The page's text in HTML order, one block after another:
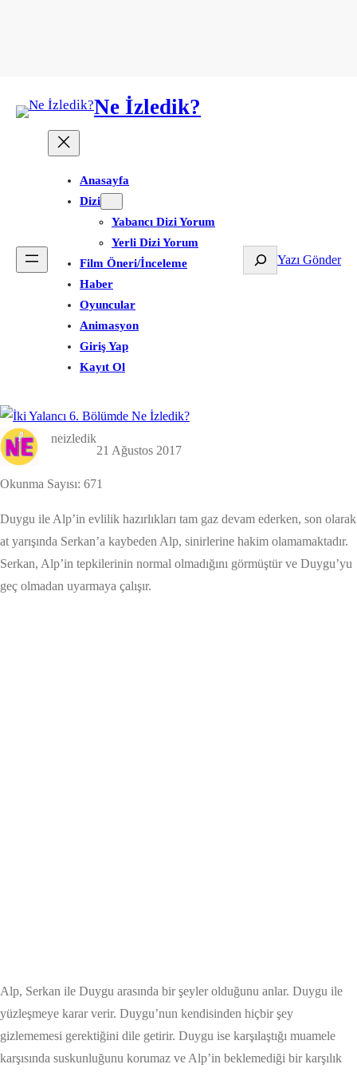
Ne İzledik?
Anasayfa
Dizi
Yabancı Dizi Yorum
Yerli Dizi Yorum
Film Öneri/İnceleme
Haber
Oyuncular
Animasyon
Giriş Yap
Kayıt Ol
Ara Yazı Gönder
neizledik
21 Ağustos 2017
Okunma Sayısı: 671
Duygu ile Alp’in evlilik hazırlıkları tam gaz devam ederken, son olarak
at yarışında Serkan’a kaybeden Alp, sinirlerine hakim olamamaktadır.
Serkan, Alp’in tepkilerinin normal olmadığını görmüştür ve Duygu’yu
geç olmadan uyarmaya çalışır.
Alp, Serkan ile Duygu arasında bir şeyler olduğunu anlar. Duygu ile
yüzleşmeye karar verir. Duygu’nun kendisinden hiçbir şey
gizlememesi gerektiğini dile getirir. Duygu ise karşılaştığı muamele
karşısında suskunluğunu korumaz ve Alp’in beklemediği bir karşılık